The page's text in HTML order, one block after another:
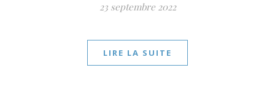
23 septembre 2022
LIRE LA SUITE